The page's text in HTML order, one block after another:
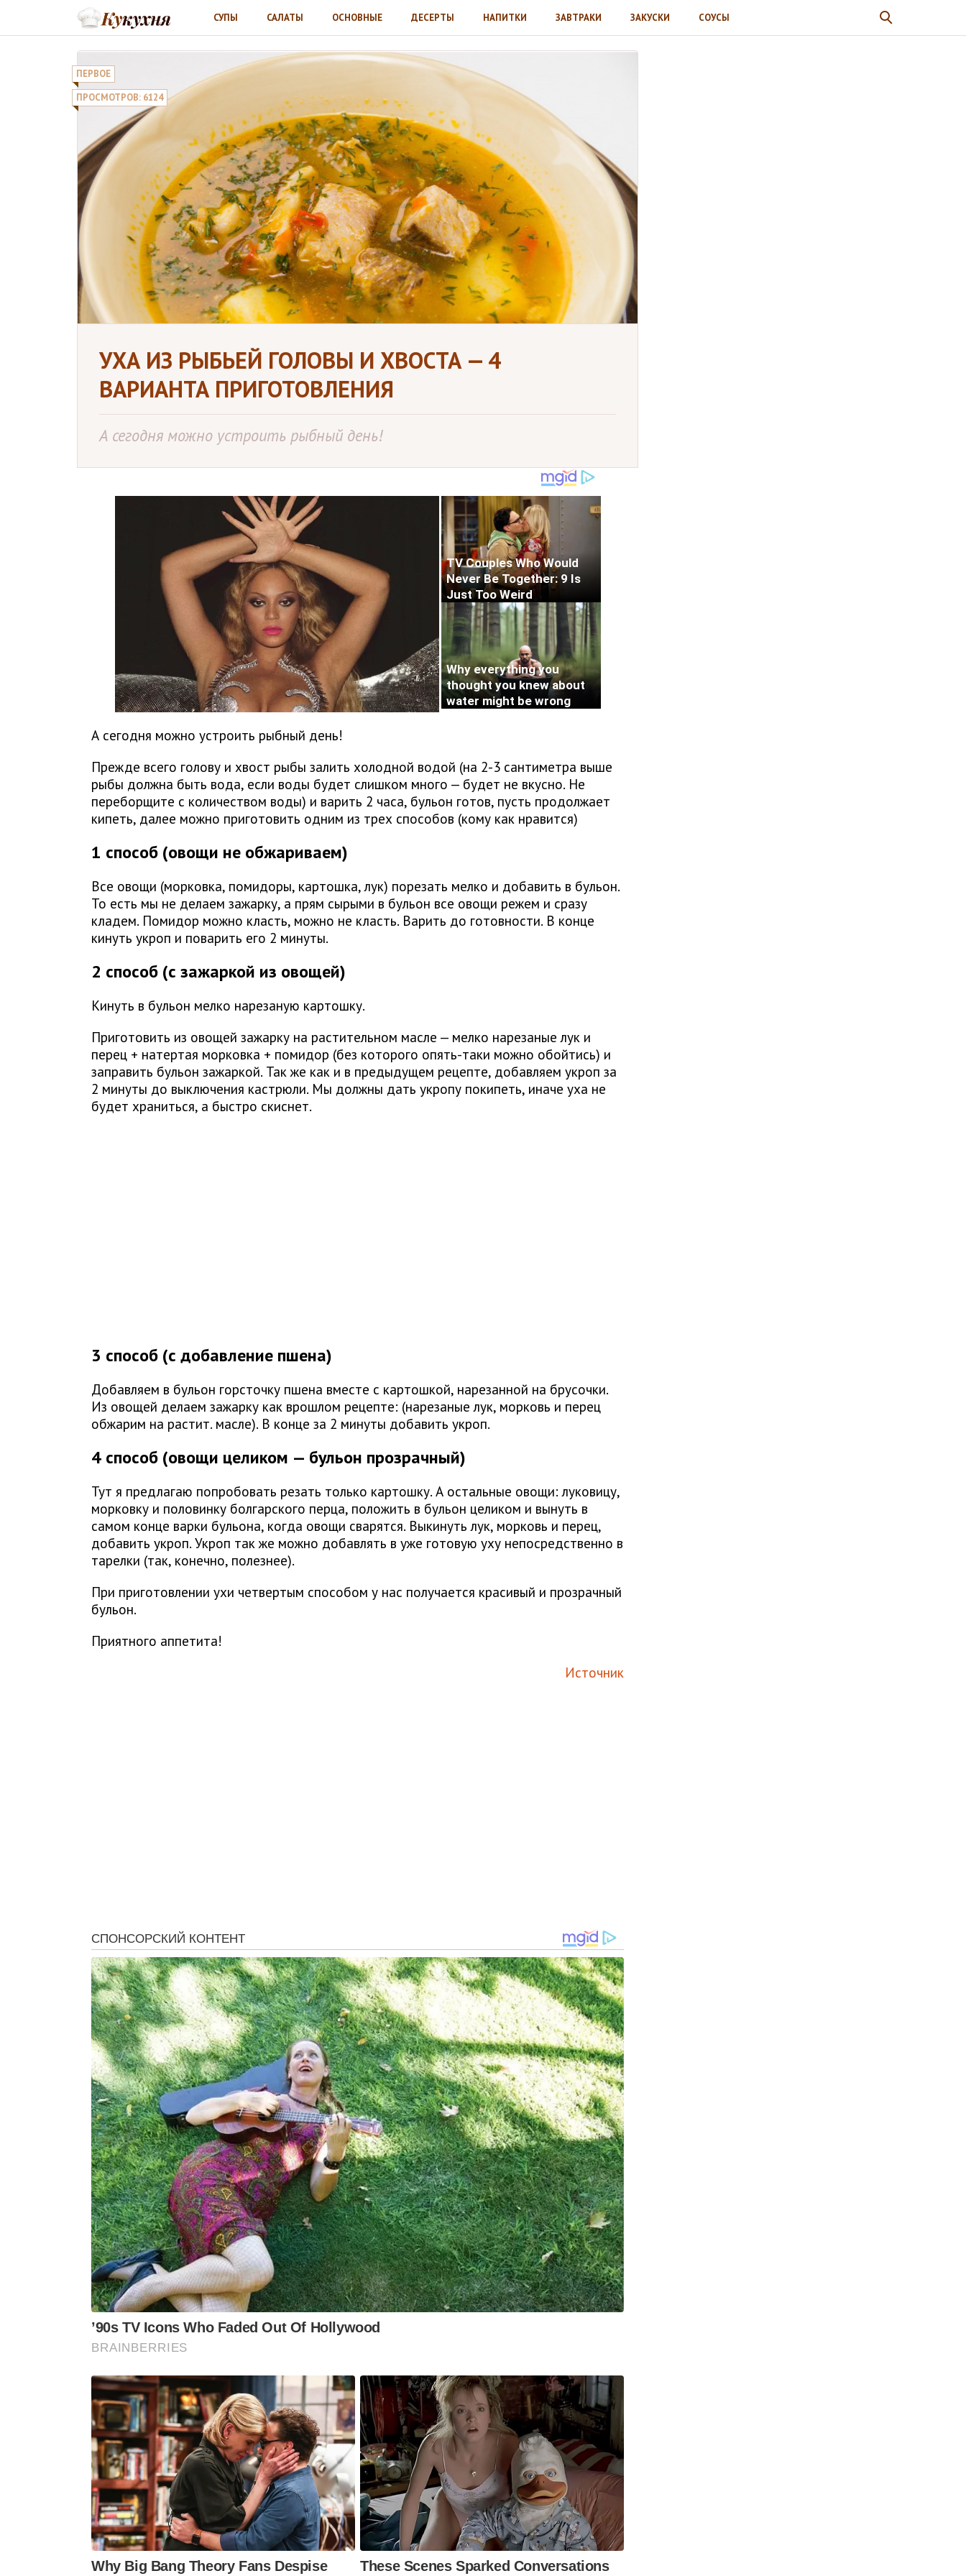
СУПЫ САЛАТЫ ОСНОВНЫЕ ДЕСЕРТЫ НАПИТКИ ЗАВТРАКИ ЗАКУСКИ СОУСЫ
ПЕРВОЕ
ПРОСМОТРОВ: 6124
УХА ИЗ РЫБЬЕЙ ГОЛОВЫ И ХВОСТА — 4
ВАРИАНТА ПРИГОТОВЛЕНИЯ
А сегодня можно устроить рыбный день!
А сегодня можно устроить рыбный день!
Прежде всего голову и хвост рыбы залить холодной водой (на 2-3 сантиметра выше
рыбы должна быть вода, если воды будет слишком много — будет не вкусно. Не
переборщите с количеством воды) и варить 2 часа, бульон готов, пусть продолжает
кипеть, далее можно приготовить одним из трех способов (кому как нравится)
1 способ (овощи не обжариваем)
Все овощи (морковка, помидоры, картошка, лук) порезать мелко и добавить в бульон.
То есть мы не делаем зажарку, а прям сырыми в бульон все овощи режем и сразу
кладем. Помидор можно класть, можно не класть. Варить до готовности. В конце
кинуть укроп и поварить его 2 минуты.
2 способ (с зажаркой из овощей)
Кинуть в бульон мелко нарезаную картошку.
Приготовить из овощей зажарку на растительном масле — мелко нарезаные лук и
перец + натертая морковка + помидор (без которого опять-таки можно обойтись) и
заправить бульон зажаркой. Так же как и в предыдущем рецепте, добавляем укроп за
2 минуты до выключения кастрюли. Мы должны дать укропу покипеть, иначе уха не
будет храниться, а быстро скиснет.
3 способ (с добавление пшена)
Добавляем в бульон горсточку пшена вместе с картошкой, нарезанной на брусочки.
Из овощей делаем зажарку как врошлом рецепте: (нарезаные лук, морковь и перец
обжарим на растит. масле). В конце за 2 минуты добавить укроп.
4 способ (овощи целиком — бульон прозрачный)
Тут я предлагаю попробовать резать только картошку. А остальные овощи: луковицу,
морковку и половинку болгарского перца, положить в бульон целиком и вынуть в
самом конце варки бульона, когда овощи сварятся. Выкинуть лук, морковь и перец,
добавить укроп. Укроп так же можно добавлять в уже готовую уху непосредственно в
тарелки (так, конечно, полезнее).
При приготовлении ухи четвертым способом у нас получается красивый и прозрачный
бульон.
Приятного аппетита!
Источник